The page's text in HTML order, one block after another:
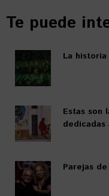
Te puede
La
Estas son
dedicadas
Parejas